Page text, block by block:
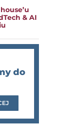
& AI
do